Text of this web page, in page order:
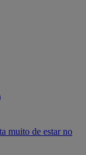
muito de estar no